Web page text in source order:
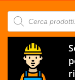
Products
search